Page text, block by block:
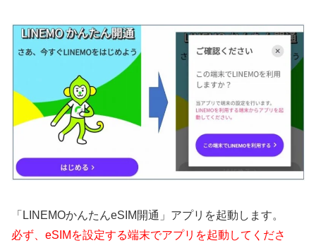
「LINEMOかんたんeSIM開通」アプリを起動します。
必ず、eSIMを設定する端末でアプリを起動してくださ